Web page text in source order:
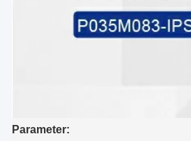
Parameter: